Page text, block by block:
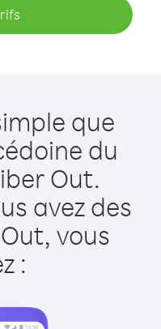
que
du
Out.
avez des
vous
: